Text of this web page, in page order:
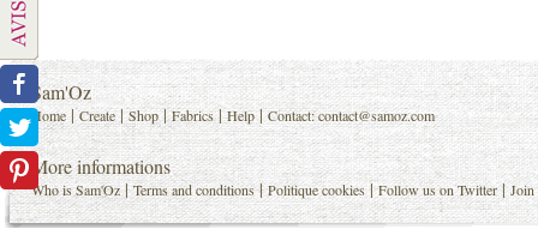
Sam'Oz
Home |Create |Shop |Fabrics |Help |Contact:contact@samoz.com
More informations
Who is Sam'Oz |Terms and conditions |Politique cookies |Follow us on Twitter |Join